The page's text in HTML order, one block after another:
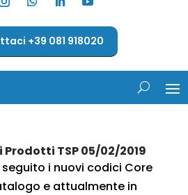
+39 081 918020
TSP 05/02/2019
i nuovi codici Core
e attualmente in